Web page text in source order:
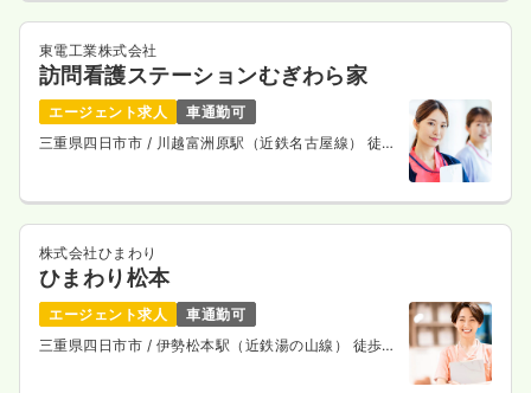
東電工業株式会社
訪問看護ステーションむぎわら家
エージェント求人
車通勤可
三重県四日市市 / 川越富洲原駅（近鉄名古屋線） 徒歩
株式会社ひまわり
ひまわり松本
エージェント求人
車通勤可
三重県四日市市 / 伊勢松本駅（近鉄湯の山線） 徒歩3